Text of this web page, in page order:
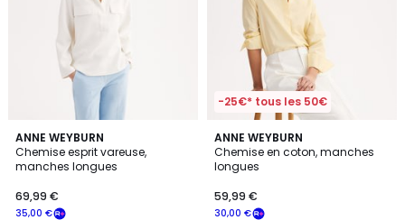
ANNE WEYBURN
Chemise esprit vareuse,
manches longues
35,00 €
69,99 €
2,7
/ 5
-25€* tous les 50€
ANNE WEYBURN
Chemise en coton, manches
longues
30,00 €
59,99 €
4,1
/ 5